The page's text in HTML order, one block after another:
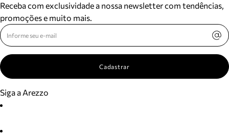
Receba com exclusividade a nossa newsletter com tendências,
promoções e muito mais.
Cadastrar
Siga a Arezzo